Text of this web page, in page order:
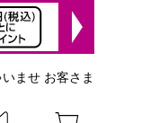
ませ お客さま